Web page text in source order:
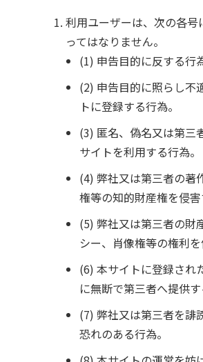
利用ユーザーは、次の各号
ってはなりません。
(1) 申告目的に反する行
(2) 申告目的に照らし不
トに登録する行為。
(3) 匿名、偽名又は第三
サイトを利用する行為。
(4) 弊社又は第三者の著
権等の知的財産権を侵害
(5) 弊社又は第三者の財
シー、肖像権等の権利を
(6) 本サイトに登録され
に無断で第三者へ提供す
(7) 弊社又は第三者を誹
恐れのある行為。